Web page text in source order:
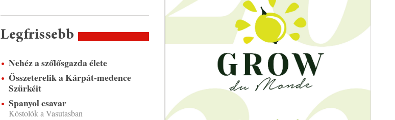
Legfrissebb
Nehéz a szőlősgazda élete
Összeterelik a Kárpát-medence
Szürkéit
Spanyol csavar
Kóstolók a Vasutasban